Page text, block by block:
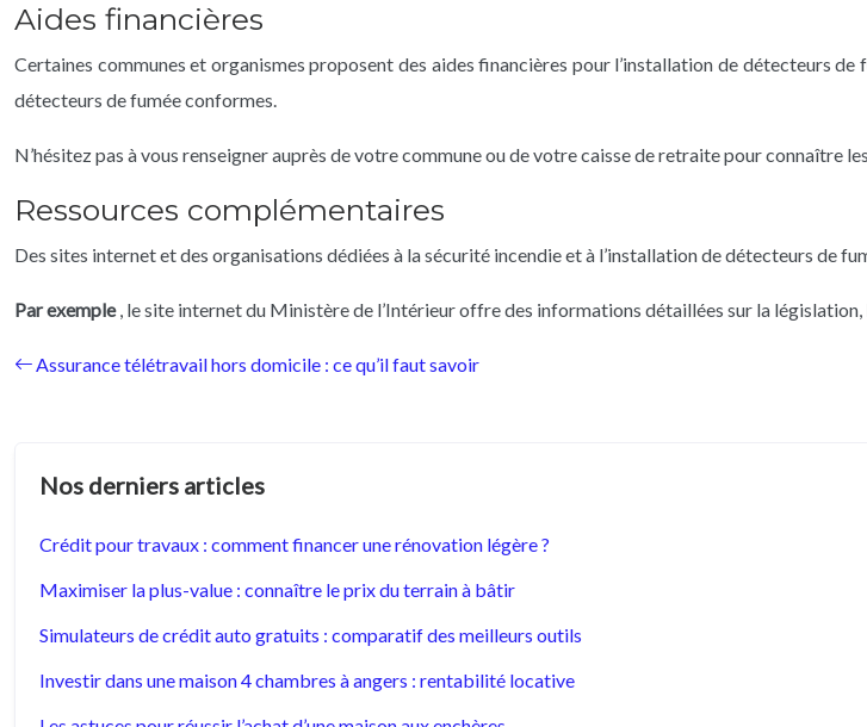
Aides financières
Certaines communes et organismes proposent des aides financières pour l’installation de détecteurs de
détecteurs de fumée conformes.
N’hésitez pas à vous renseigner auprès de votre commune ou de votre caisse de retraite pour connaître
Ressources complémentaires
Des sites internet et des organisations dédiées à la sécurité incendie et à l’installation de détecteurs de
Par exemple, le site internet du Ministère de l’Intérieur offre des informations détaillées sur la
Assurance télétravail hors domicile : ce qu’il faut savoir
Nos derniers articles
Crédit pour travaux : comment financer une rénovation légère ?
Maximiser la plus-value : connaître le prix du terrain à bâtir
Simulateurs de crédit auto gratuits : comparatif des meilleurs outils
Investir dans une maison 4 chambres à angers : rentabilité locative